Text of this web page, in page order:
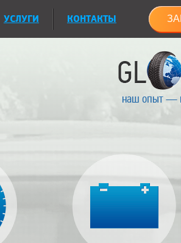
УСЛУГИ КОНТАКТЫ
наш опыт —